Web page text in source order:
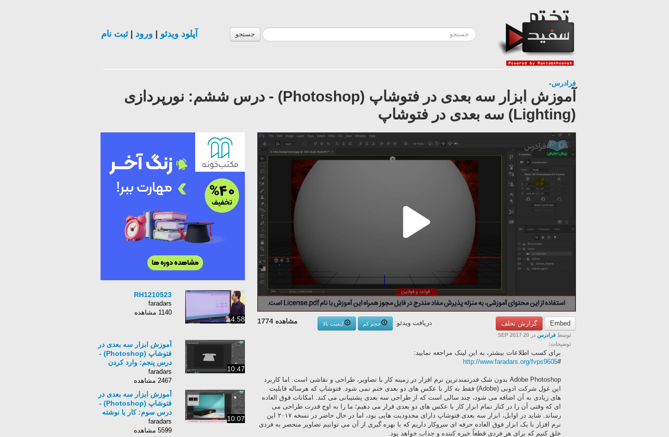
جستجو آپلود ویدئو ورود |ثبت نام
فرادرس-
آموزش ابزار سه بعدی در فتوشاپ (Photoshop) - درس ششم: نورپردازی
(Lighting) سه بعدی در فتوشاپ
Embed گزارش تخلف مشاهده 1774 دریافت ویدئو: حجم کم
کیفیت بالا
توسط فرادرس در 20 SEP 2017
توضیحات:
برای کسب اطلاعات بیشتر، به این لینک مراجعه نمایید:
#
http://www.faradars.org/fvps9605
Adobe Photoshop بدون شک قدرتمندترین نرم افزار در زمینه کار با تصاویر، طراحی و نقاشی است. اما کاربرد
این غول شرکت ادوبی (Adobe) فقط به کار با عکس های دو بعدی ختم نمی شود. فتوشاپ که هرساله قابلیت
های زیادی به آن اضافه می شود، چند سالی است که از طراحی سه بعدی پشتیبانی می کند. امکانات فوق العاده
ای که وقتی آن را در کنار تمام ابزار کار با عکس های دو بعدی قرار می دهیم؛ ما را به اوج قدرت طراحی می
رساند. شاید در اوایل، ابزار سه بعدی فتوشاپ دارای محدودیت هایی بود، اما در حال حاضر در نسخه ۲۰۱۷ این
نرم افزار با یک ابزار فوق العاده حرفه ای سروکار داریم که با بهره گیری از آن می توانیم تصاویر منحصر به فردی
خلق کنیم که برای هر فردی قطعاً خیره کننده و جذاب خواهد بود.
4:58
RH1210523
faradars
1140 مشاهده
10:47
آموزش ابزار سه بعدی در
فتوشاپ (Photoshop) -
درس پنجم: وارد کردن
بعدی درون فتوشاپ
faradars
2467 مشاهده
10:07
آموزش ابزار سه بعدی در
فتوشاپ (Photoshop) -
درس سوم: کار با نوشته
های سه بعدی در فتوشاپ
faradars
5599 مشاهده